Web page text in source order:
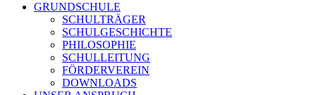
GRUNDSCHULE
SCHULTRÄGER
SCHULGESCHICHTE
PHILOSOPHIE
SCHULLEITUNG
FÖRDERVEREIN
DOWNLOADS